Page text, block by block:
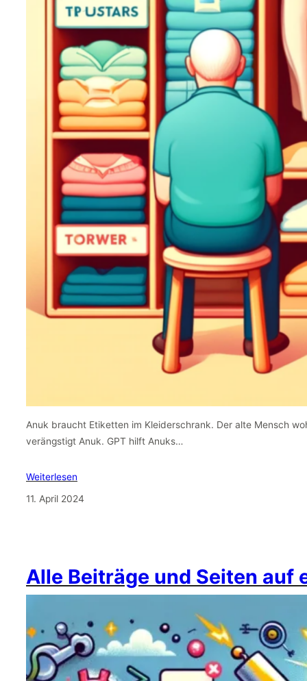
Anuk braucht Etiketten im Kleiderschrank. Der alte Mensch
verängstigt Anuk. GPT hilft Anuks…
Weiterlesen
11. April 2024
Alle Beiträge und Seiten auf